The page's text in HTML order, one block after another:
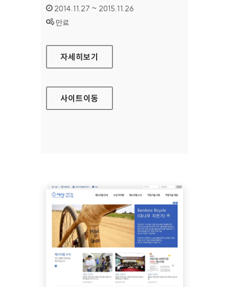
인증기간 :
2014.11.27 ~ 2015.11.26
상태 :
만료
세상 SK 프로보노 홈페이지
자세히보기
사이트이동